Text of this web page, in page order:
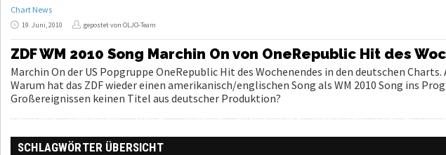
Chart News
19. Juni, 2010 gepostet von OLJO-Team
ZDF WM 2010 Song Marchin On von OneRepublic Hit des
Marchin On der US Popgruppe OneRepublic Hit des Wochenendes in den deutschen
Warum hat das ZDF wieder einen amerikanisch/englischen Song als WM 2010 Song ins
Großereignissen keinen Titel aus deutscher Produktion?
SCHLAGWÖRTER ÜBERSICHT